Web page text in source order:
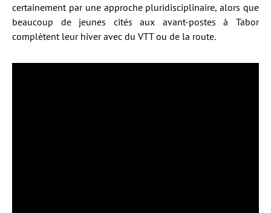
certainement par une approche pluridisciplinaire, alors que
beaucoup de jeunes cités aux avant-postes à Tabor
complètent leur hiver avec du VTT ou de la route.